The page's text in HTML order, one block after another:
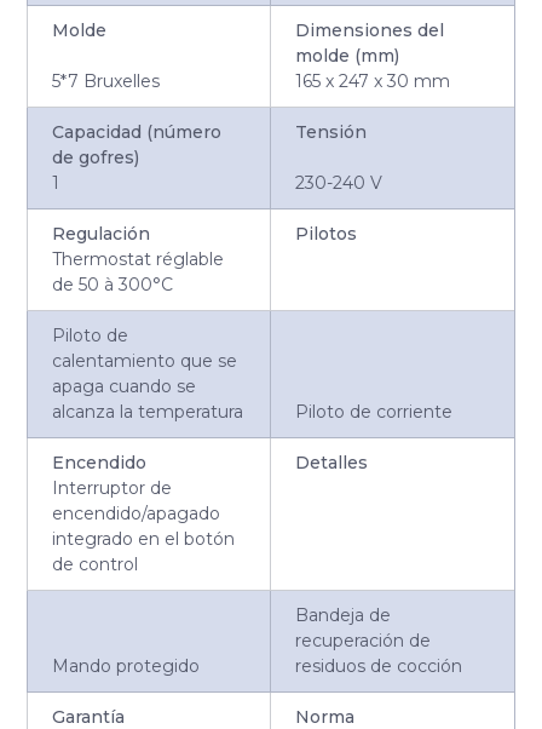
Molde
5*7 Bruxelles
Dimensiones del
molde (mm)
165 x 247 x 30 mm
Capacidad (número
de gofres)
1
Tensión
230-240 V
Regulación
Thermostat réglable
de 50 à 300°C
Pilotos
Piloto de
calentamiento que se
apaga cuando se
alcanza la temperatura
Piloto de corriente
Encendido
Interruptor de
encendido/apagado
integrado en el botón
de control
Detalles
Mando protegido
Bandeja de
recuperación de
residuos de cocción
Garantía
Norma